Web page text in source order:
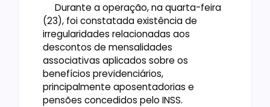
Durante a operação, na quarta-feira
(23), foi constatada existência de
irregularidades relacionadas aos
descontos de mensalidades
associativas aplicados sobre os
benefícios previdenciários,
principalmente aposentadorias e
pensões concedidos pelo INSS.